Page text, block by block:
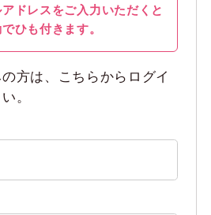
ドレスをご入力いただくと
ひも付きます。
方は、こちらからログイ
。